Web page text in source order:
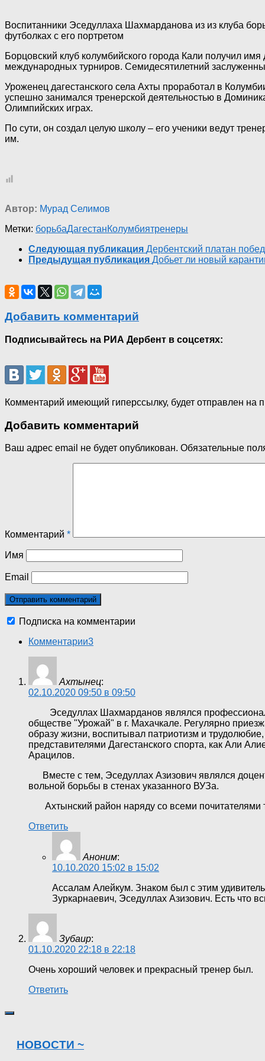
Воспитанники Эседуллаха Шахмарданова из из клуба
футболках с его портретом
Борцовский клуб колумбийского города Кали получил имя
международных турниров. Семидесятилетний
Уроженец дагестанского села Ахты проработал в
успешно занимался тренерской деятельностью в
Олимпийских играх.
По сути, он создал целую школу – его ученики ведут
им.
Автор: Мурад Селимов
Метки: борьбаДагестанКолумбиятренеры
Следующая публикация Дербентский платан
Предыдущая публикация Добьет ли новый
Добавить комментарий
Подписывайтесь на РИА Дербент в соцсетях:
Комментарий имеющий гиперссылку, будет отправлен на
Добавить комментарий
Ваш адрес email не будет опубликован. Обязательные
Комментарий *
Имя
Email
Подписка на комментарии
Комментарии3
Ахтынец:
02.10.2020 09:50 в 09:50
Эседуллах Шахмарданов являлся
обществе "Урожай" в г. Махачкале. Регулярно
образу жизни, воспитывал патриотизм и
представителями Дагестанского спорта, как Али
Арацилов.
Вместе с тем, Эседуллах Азизович являлся
вольной борьбы в стенах указанного ВУЗа.
Ахтынский район наряду со всеми почитателями
Ответить
Аноним:
10.10.2020 15:02 в 15:02
Ассалам Алейкум. Знаком был с этим
Зуркарнаевич, Эседуллах Азизович. Есть что
Зубаир:
01.10.2020 22:18 в 22:18
Очень хороший человек и прекрасный тренер был.
Ответить
НОВОСТИ ~